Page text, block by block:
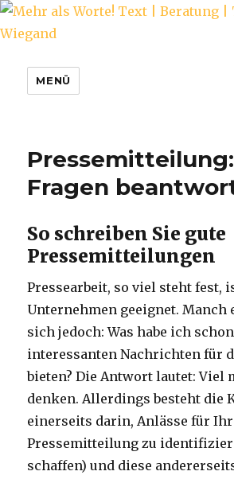
Mehr als Worte!
MENÜ
Fragen
So schreiben Sie gute
Pressemitteilungen
Pressearbeit, so viel steht fest,
Unternehmen geeignet. Manch
sich jedoch: Was habe ich
interessanten Nachrichten für
bieten? Die Antwort lautet: Viel
denken. Allerdings besteht die
einerseits darin, Anlässe für
Pressemitteilung zu
schaffen) und diese